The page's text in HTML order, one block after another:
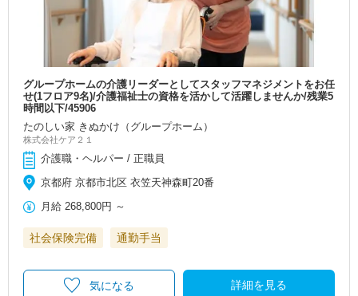
グループホームの介護リーダーとしてスタッフマネジメントをお任
せ(1フロア9名)/介護福祉士の資格を活かして活躍しませんか/残業5
時間以下/45906
たのしい家 きぬかけ（グループホーム）
株式会社ケア２１
介護職・ヘルパー / 正職員
京都府 京都市北区 衣笠天神森町20番
月給 268,800円 ～
社会保険完備 通勤手当
詳細を見る
気になる